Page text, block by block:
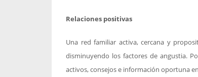
Relaciones positivas
Una red familiar activa, cercana y
disminuyendo los factores de angustia.
activos, consejos e información oportuna